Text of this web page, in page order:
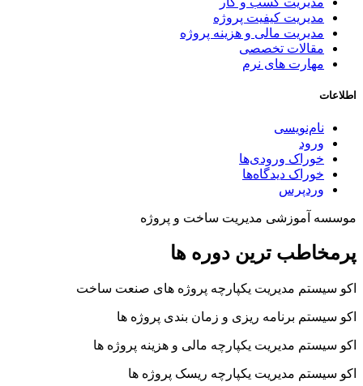
مدیریت کیفیت پروژه
مدیریت مالی و هزینه پروژه
مقالات تخصصی
مهارت های نرم
اطلاعات
نام‌نویسی
ورود
خوراک ورودی‌ها
خوراک دیدگاه‌ها
وردپرس
موسسه آموزشی مدیریت ساخت و پروژه
پرمخاطب ترین دوره ها
اکو سیستم مدیریت یکپارچه پروژه های صنعت ساخت
اکو سیستم برنامه ریزی و زمان بندی پروژه ها
اکو سیستم مدیریت یکپارچه مالی و هزینه پروژه ها
اکو سیستم مدیریت یکپارچه ریسک پروژه ها